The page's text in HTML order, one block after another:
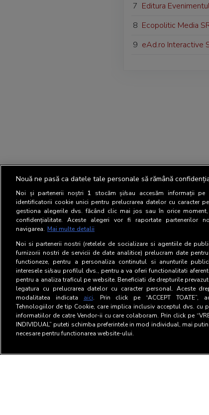
7 Editura
8 Ecopolitic Media
9 eAd.ro Interactive
Nouă ne pasă ca datele tale personale să rămână
Noi și partenerii noștri 1 stocăm și/sau accesăm informații
identificatorii cookie unici pentru prelucrarea datelor cu caracter
gestiona alegerile dvs. făcând clic mai jos sau în orice
confidențialitate. Aceste alegeri vor fi raportate partenerilor
navigarea. Mai multe detalii
Noi si partenerii nostri (retelele de socializare si agentiile de
furnizorii nostri de servicii de date analitice) prelucram date
functioneze, pentru a personaliza continutul si anunturile
interesele si/sau profilul dvs., pentru a va oferi functionalitati
pentru a analiza traficul pe website. Beneficiati de drepturile
legatura cu prelucrarea datelor cu caracter personal. Aceste
modalitatea indicata aici. Prin click pe “ACCEPT TOATE”,
Tehnologiilor de tip Cookie, care implica inclusiv acceptul dvs. cu
informatiilor de catre Vendor-ii cu care colaboram. Prin click pe
INDIVIDUAL” puteti schimba preferintele in mod individual, mai
necesare pentru functionarea website-ului.